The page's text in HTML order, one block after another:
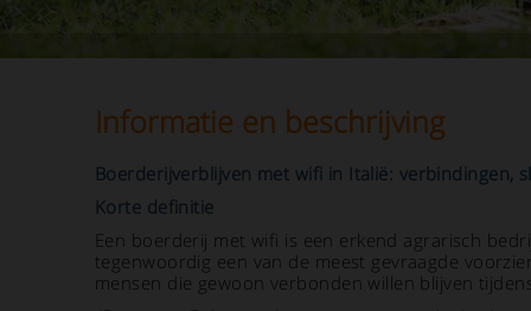
Informatie en beschrijving
Boerderijverblijven met wifi in Italië: verbindingen,
Korte definitie
Een boerderij met wifi is een erkend agrarisch
tegenwoordig een van de meest gevraagde
mensen die gewoon verbonden willen blijven